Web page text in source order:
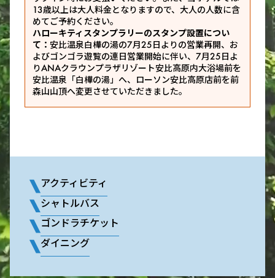
13歳以上は大人料金となりますので、大人の人数に含
めてご予約ください。
ハローキティスタンプラリーのスタンプ設置につい
て： 安比温泉白樺の湯の7月25日よりの営業再開、お
よびゴンゴラ遊覧の連日営業開始に伴い、7月25日よ
りANAクラウンプラザリゾート安比高原内大浴場前を
安比温泉「白樺の湯」へ、ローソン安比高原店前を前
森山山頂へ変更させていただきました。
アクティビティ
シャトルバス
ゴンドラチケット
ダイニング